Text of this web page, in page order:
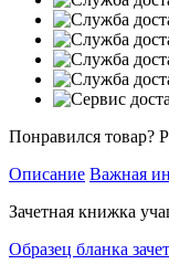
Понравился товар?
Описание Важная
Зачетная книжка
Образец бланка